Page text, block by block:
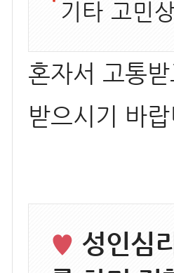
기타 고민
혼자서 고통
받으시기 바
♥ 성인심